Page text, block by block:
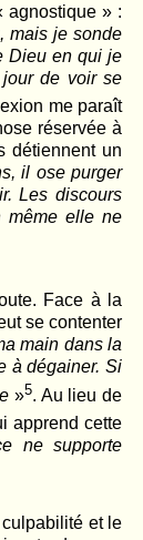
agnostique » :
mais je sonde
Dieu en qui je
jour de voir se
me paraît
réservée à
détiennent un
il ose purger
Les discours
même elle ne
Face à la
se contenter
main dans la
à dégainer. Si
»5. Au lieu de
apprend cette
ne supporte
et le